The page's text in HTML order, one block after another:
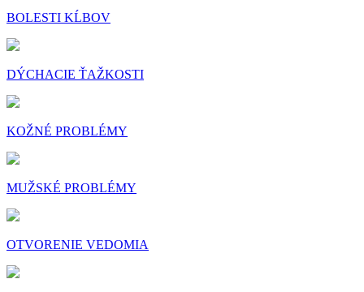
BOLESTI KĹBOV
DÝCHACIE ŤAŽKOSTI
KOŽNÉ PROBLÉMY
MUŽSKÉ PROBLÉMY
OTVORENIE VEDOMIA